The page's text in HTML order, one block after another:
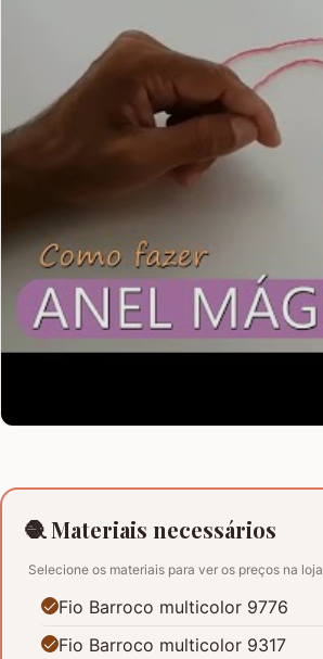
🧶 Materiais necessários
Selecione os materiais para ver os preços na loja
Fio Barroco multicolor 9776
Fio Barroco multicolor 9317